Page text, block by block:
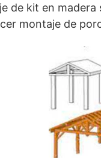
de kit en
montaje de